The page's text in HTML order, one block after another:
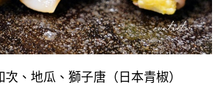
、地瓜、獅子唐（日本青椒）